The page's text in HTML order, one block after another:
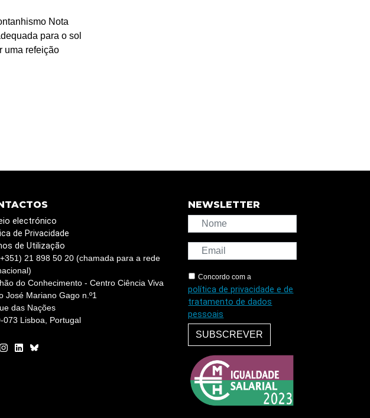
Nota
para o sol
uma refeição
electrónico
de Privacidade
de Utilização
21 898 50 20 (chamada para a rede
do Conhecimento - Centro Ciência Viva
José Mariano Gago n.º1
das Nações
073 Lisboa, Portugal
NEWSLETTER
Concordo com a
política de privacidade e de
tratamento de dados
pessoais
SUBSCREVER